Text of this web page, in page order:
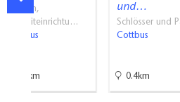
Bühnen,
Freizeiteinrichtu…
Cottbus
5.1km
und…
Schlösser und
Cottbus
0.4km